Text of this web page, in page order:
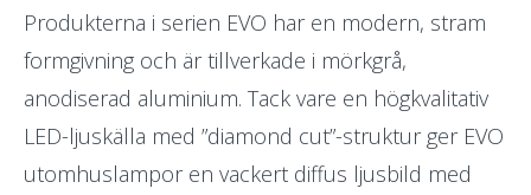
Produkterna i serien EVO har en modern, stram
formgivning och är tillverkade i mörkgrå,
anodiserad aluminium. Tack vare en högkvalitativ
LED-ljuskälla med ”diamond cut”-struktur ger EVO
utomhuslampor en vackert diffus ljusbild med